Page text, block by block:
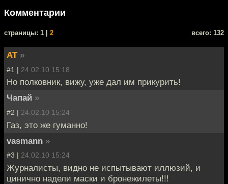
Комментарии
cтраницы: 1 | 2 всего: 132
AT »
#1 | 24.02.10 15:18
Но полковник, вижу, уже дал им прикурить!
Чапай »
#2 | 24.02.10 15:24
Газ, это же гуманно!
vasmann »
#3 | 24.02.10 15:24
Журналисты, видно не испытывают иллюзий, и
цинично надели маски и бронежилеты!!!